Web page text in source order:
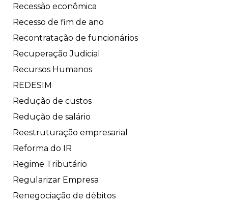
Recessão econômica
Recesso de fim de ano
Recontratação de funcionários
Recuperação Judicial
Recursos Humanos
REDESIM
Redução de custos
Redução de salário
Reestruturação empresarial
Reforma do IR
Regime Tributário
Regularizar Empresa
Renegociação de débitos